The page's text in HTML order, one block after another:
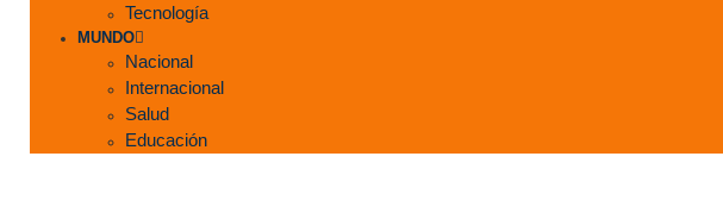
Tecnología
MUNDO
Nacional
Internacional
Salud
Educación